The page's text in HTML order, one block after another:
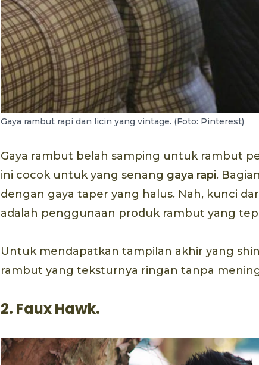
Gaya rambut rapi dan licin yang vintage. (Foto: Pinterest)
Gaya rambut belah samping untuk rambut
ini cocok untuk yang senang gaya rapi.
dengan gaya taper yang halus. Nah, kunci
adalah penggunaan produk rambut yang
Untuk mendapatkan tampilan akhir yang
rambut yang teksturnya ringan tanpa
2. Faux Hawk.